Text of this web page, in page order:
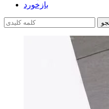
بازخورد